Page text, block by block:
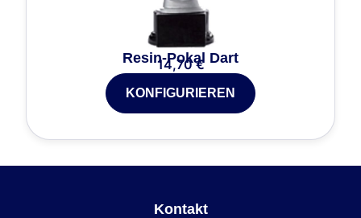
Resin-Pokal Dart
14,70€
KONFIGURIEREN
Kontakt